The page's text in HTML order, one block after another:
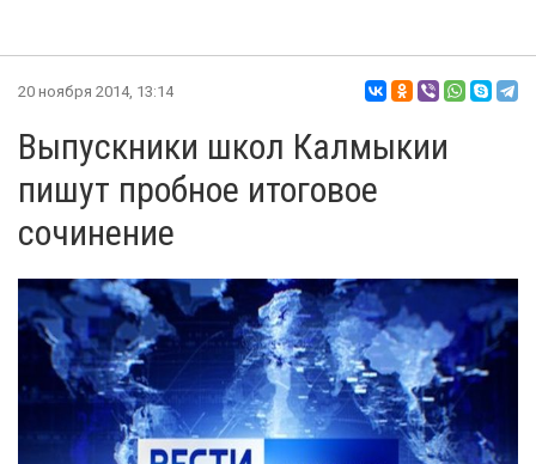
20 ноября 2014, 13:14
Выпускники школ Калмыкии
пишут пробное итоговое
сочинение